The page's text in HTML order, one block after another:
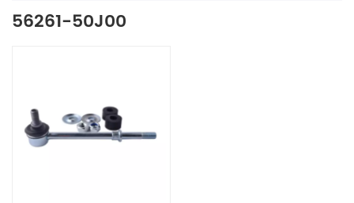
56261-50J00